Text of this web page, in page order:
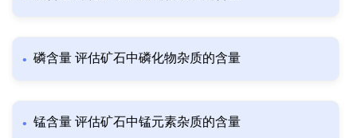
磷含量 评估矿石中磷化物杂质的含量
锰含量 评估矿石中锰元素杂质的含量